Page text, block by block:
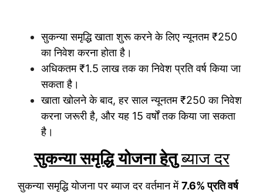
सुकन्या समृद्धि खाता शुरू करने के लिए न्यूनतम ₹250
का निवेश करना होता है।
अधिकतम ₹1.5 लाख तक का निवेश प्रति वर्ष किया जा
सकता है।
खाता खोलने के बाद, हर साल न्यूनतम ₹250 का निवेश
करना जरूरी है, और यह 15 वर्षों तक किया जा सकता
है।
सुकन्या समृद्धि योजना हेतुब्याज दर
सुकन्या समृद्धि योजना पर ब्याज दर वर्तमान में7.6% प्रति वर्ष